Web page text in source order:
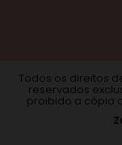
Todos os direitos
reservados
proibido a cópia